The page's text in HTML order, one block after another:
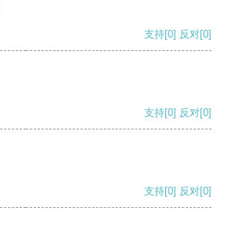
支持[0] 反对[0]
支持[0] 反对[0]
支持[0] 反对[0]